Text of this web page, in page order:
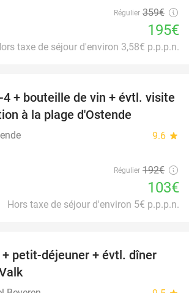
Régulier 359€
195€
taxe de séjour d'environ 3,58€ p.p.p.n.
46%
+ bouteille de vin + évtl. visite
à la plage d'Ostende
9.6 star
Régulier 192€
103€
Hors taxe de séjour d'environ 5€ p.p.p.n.
51%
petit-déjeuner + évtl. dîner